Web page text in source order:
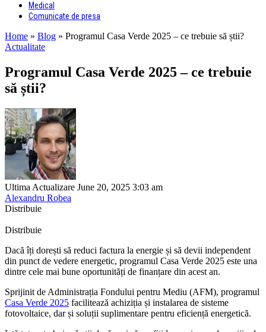
Medical
Comunicate de presa
Home » Blog » Programul Casa Verde 2025 – ce trebuie să știi?
Actualitate
Programul Casa Verde 2025 – ce trebuie
să știi?
Ultima Actualizare June 20, 2025 3:03 am
Alexandru Robea
Distribuie
Distribuie
Dacă îți dorești să reduci factura la energie și să devii independent
din punct de vedere energetic, programul Casa Verde 2025 este una
dintre cele mai bune oportunități de finanțare din acest an.
Sprijinit de Administrația Fondului pentru Mediu (AFM), programul
Casa Verde 2025 facilitează achiziția și instalarea de sisteme
fotovoltaice, dar și soluții suplimentare pentru eficiență energetică.